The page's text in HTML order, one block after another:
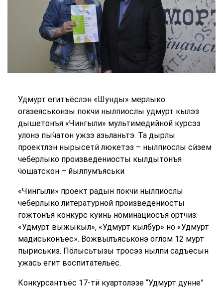
Удмурт егитъёслэн «Шунды» мерлыко
огазеяськонзы покчи нылпиослы удмурт кылэз
дышетонъя «Чингыли» мультимедийной курсэз
улонэ пыӵатон ужзэ азьланьтэ. Та дырлы
проектлэн нырысетӥ люкетэз – нылпиослы сӥзем
чеберлыко произведениосты кылдытонъя
ӵошатскон – йылпумъяськи
«Чингыли» проект радын покчи нылпиослы
чеберлыко литературной произведениосты
гожтонъя конкурс куинь номинациосъя ортчиз:
«Удмурт выжыкыл», «Удмурт кылбур» но «Удмурт
мадиськонъёс». Вожвылъяськонэ оглом 12 мурт
пыриськиз. Пӧлысьтызы тросэз нылпи садъёсын
ужась егит воспитательёс.
Конкурсантъёс 17-тӥ куартолэзе “Удмурт дунне”